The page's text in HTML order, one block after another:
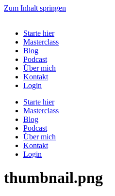
Zum Inhalt springen
Starte hier
Masterclass
Blog
Podcast
Über mich
Kontakt
Login
Starte hier
Masterclass
Blog
Podcast
Über mich
Kontakt
Login
thumbnail.png